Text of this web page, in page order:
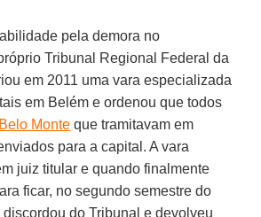
pela demora no
Tribunal Regional Federal da
em 2011 uma vara especializada
em Belém e ordenou que todos
Belo Monte que tramitavam em
para a capital. A vara
juiz titular e quando finalmente
ficar, no segundo semestre do
do Tribunal e devolveu